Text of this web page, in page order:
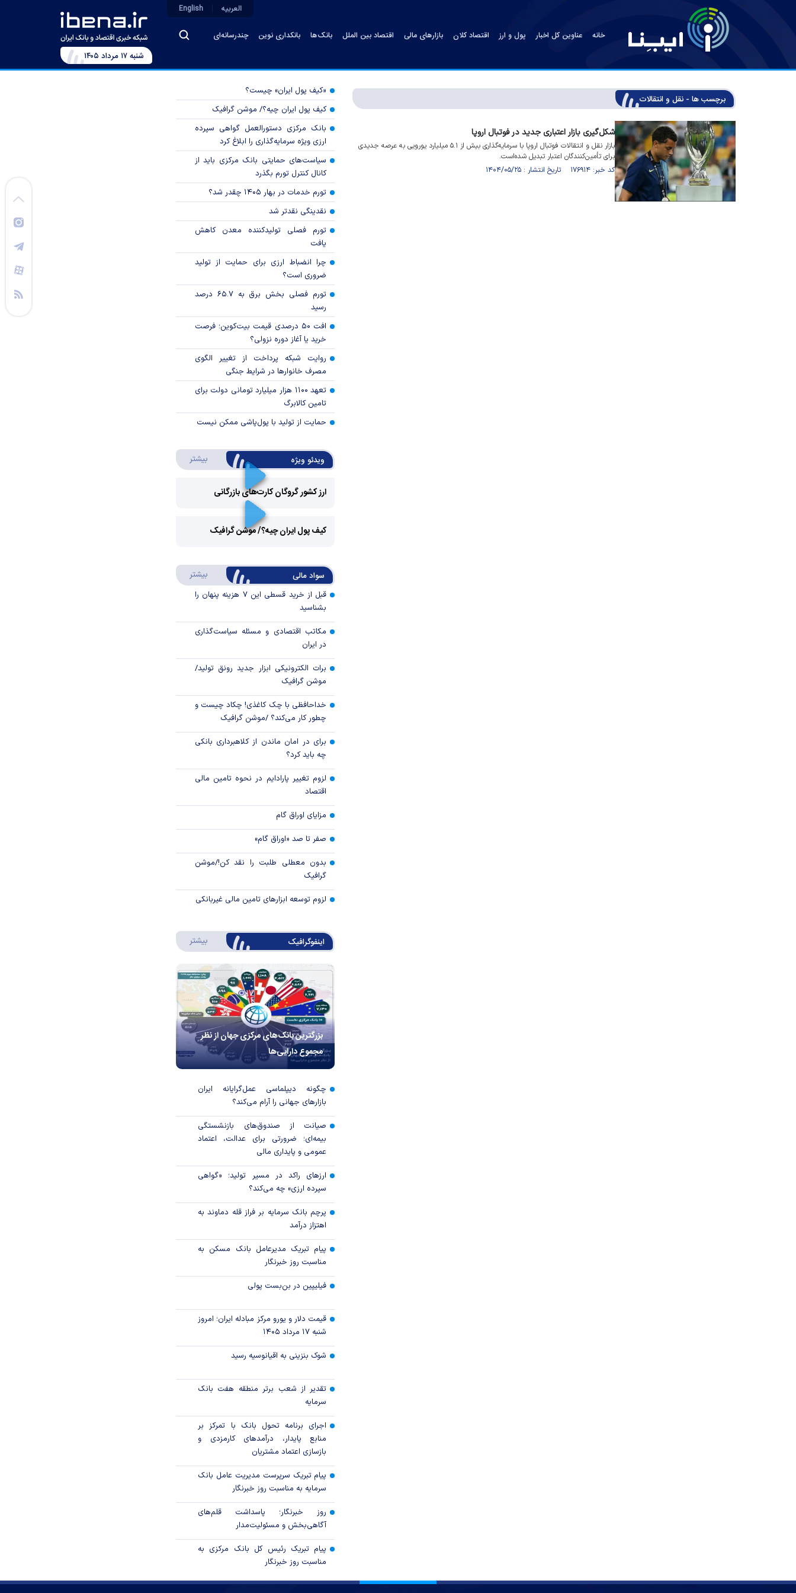
خانه عناوین کل اخبار پول و ارز اقتصاد کلان بازارهای مالی اقتصاد بین الملل بانک‌ها بانکداری نوین چندرسانه‌ای
العربیه English
شنبه ۱۷ مرداد ۱۴۰۵
برچسب ها - نقل و انتقالات
شکل‌گیری بازار اعتباری جدید در فوتبال اروپا
بازار نقل و انتقالات فوتبال اروپا با سرمایه‌گذاری بیش از ۵.۱ میلیارد یورویی به عرصه جدیدی
برای تأمین‌کنندگان اعتبار تبدیل شده‌است.
کد خبر: ۱۷۶۹۱۴ تاریخ انتشار : ۱۴۰۴/۰۵/۲۵
«کیف پول ایران» چیست؟
کیف پول ایران چیه؟/ موشن گرافیک
بانک مرکزی دستورالعمل گواهی سپرده
ارزی ویژه سرمایه‌گذاری را ابلاغ کرد
سیاست‌های حمایتی بانک مرکزی باید از
کانال کنترل تورم بگذرد
تورم خدمات در بهار ۱۴۰۵ چقدر شد؟
نقدینگی نقدتر شد
تورم فصلی تولیدکننده معدن کاهش
یافت
چرا انضباط ارزی برای حمایت از تولید
ضروری است؟
تورم فصلی بخش برق به ۶۵.۷ درصد
رسید
افت ۵۰ درصدی قیمت بیت‌کوین؛ فرصت
خرید یا آغاز دوره نزولی؟
روایت شبکه پرداخت از تغییر الگوی
مصرف خانوار‌ها در شرایط جنگی
تعهد ۱۱۰۰ هزار میلیارد تومانی دولت برای
تامین کالابرگ
حمایت از تولید با پول‌پاشی ممکن نیست
ویدئو ویژه بیشتر درباره ویدئو ویژه
ارز کشور گروگان کارت‌های بازرگانی
Video
کیف پول ایران چیه؟/ موشن گرافیک
سواد مالی بیشتر درباره سواد مالی
قبل از خرید قسطی این ۷ هزینه پنهان را
بشناسید
مکاتب اقتصادی و مسئله سیاست‌گذاری
در ایران
برات الکترونیکی ابزار جدید رونق تولید/
موشن گرافیک
خداحافظی با چک کاغذی! چکاد چیست و
چطور کار می‌کند؟ /موشن گرافیک
برای در امان ماندن از کلاهبرداری بانکی
چه باید کرد؟
لزوم تغییر پارادایم در نحوه تامین مالی
اقتصاد
مزایای اوراق گام
صفر تا صد «اوراق گام»
بدون معطلی طلبت را نقد کن!/موشن
گرافیک
لزوم توسعه ابزارهای تامین مالی غیربانکی
اینفوگرافیک بیشتر درباره اینفوگرافیک
بزرگترین بانک‌های مرکزی جهان از نظر
مجموع دارایی‌ها
چگونه دیپلماسی عمل‌گرایانه ایران
بازار‌های جهانی را آرام می‌کند؟
صیانت از صندوق‌های بازنشستگی
بیمه‌ای؛ ضرورتی برای عدالت، اعتماد
عمومی و پایداری مالی
ارزهای راکد در مسیر تولید؛ «گواهی
سپرده ارزی» چه می‌کند؟
پرچم بانک سرمایه بر فراز قله دماوند به
اهتزاز درآمد
پیام تبریک مدیرعامل بانک مسکن به
مناسبت روز خبرنگار
فیلیپین در بن‌بست پولی
قیمت دلار و یورو مرکز مبادله ایران؛ امروز
شنبه ۱۷ مرداد ۱۴۰۵
شوک بنزینی به اقیانوسیه رسید
تقدیر از شعب برتر منطقه هفت بانک
سرمایه
اجرای برنامه تحول بانک با تمرکز بر
منابع پایدار، درآمدهای کارمزدی و
بازسازی اعتماد مشتریان
پیام تبریک سرپرست مدیریت عامل بانک
سرمایه به مناسبت روز خبرنگار
روز خبرنگار؛ پاسداشت قلم‌های
آگاهی‌بخش و مسئولیت‌مدار
پیام تبریک رئیس کل بانک مرکزی به
مناسبت روز خبرنگار